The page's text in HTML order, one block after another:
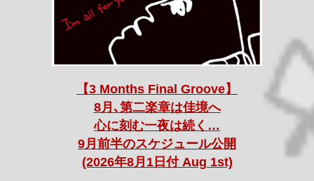
【3 Months Final Groove】
8月､第二楽章は佳境へ
心に刻む一夜は続く…
9月前半のスケジュール公開
(2026年8月1日付 Aug 1st)